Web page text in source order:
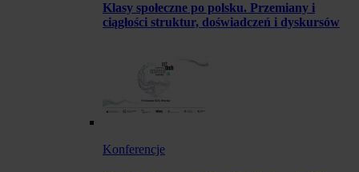
Klasy społeczne po polsku. Przemiany i
ciągłości struktur, doświadczeń i dyskursów
Konferencje